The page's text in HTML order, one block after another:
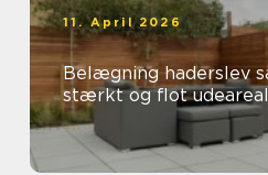
11. April 2026
Belægning haderslev sådan får du et
stærkt og flot udeareal